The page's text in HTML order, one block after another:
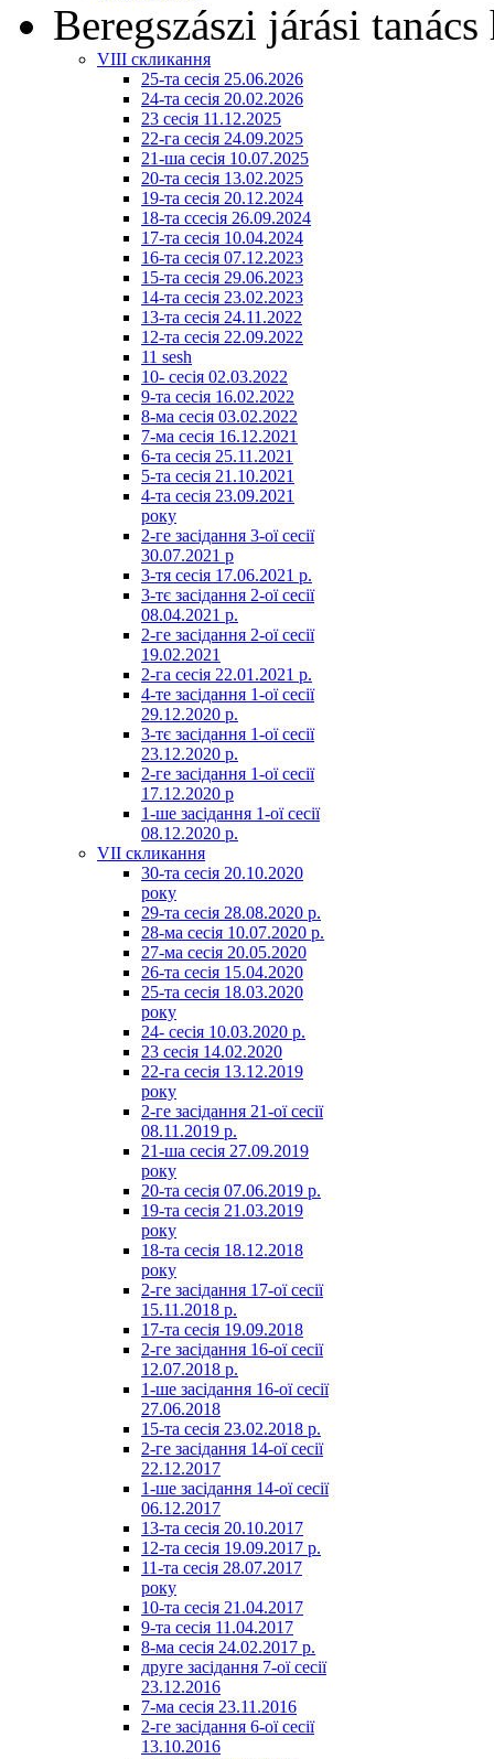
Beregszászi járási
VIII скликання
25-та сесія 25.06.2026
24-та сесія 20.02.2026
23 сесія 11.12.2025
22-га сесія 24.09.2025
21-ша сесія 10.07.2025
20-та сесія 13.02.2025
19-та сесія 20.12.2024
18-та ссесія 26.09.2024
17-та сесія 10.04.2024
16-та сесія 07.12.2023
15-та сесія 29.06.2023
14-та сесія 23.02.2023
13-та сесія 24.11.2022
12-та сесія 22.09.2022
11 sesh
10- сесія 02.03.2022
9-та сесія 16.02.2022
8-ма сесія 03.02.2022
7-ма сесія 16.12.2021
6-та сесія 25.11.2021
5-та сесія 21.10.2021
4-та сесія 23.09.2021
року
2-ге засідання 3-ої сесії
30.07.2021 р
3-тя сесія 17.06.2021 р.
3-тє засідання 2-ої сесії
08.04.2021 р.
2-ге засідання 2-ої сесії
19.02.2021
2-га сесія 22.01.2021 р.
4-те засідання 1-ої сесії
29.12.2020 р.
3-тє засідання 1-ої сесії
23.12.2020 р.
2-ге засідання 1-ої сесії
17.12.2020 р
1-ше засідання 1-ої сесії
08.12.2020 р.
VII скликання
30-та сесія 20.10.2020
року
29-та сесія 28.08.2020 р.
28-ма сесія 10.07.2020 р.
27-ма сесія 20.05.2020
26-та сесія 15.04.2020
25-та сесія 18.03.2020
року
24- сесія 10.03.2020 р.
23 сесія 14.02.2020
22-га сесія 13.12.2019
року
2-ге засідання 21-ої сесії
08.11.2019 р.
21-ша сесія 27.09.2019
року
20-та сесія 07.06.2019 р.
19-та сесія 21.03.2019
року
18-та сесія 18.12.2018
року
2-ге засідання 17-ої сесії
15.11.2018 р.
17-та сесія 19.09.2018
2-ге засідання 16-ої сесії
12.07.2018 р.
1-ше засідання 16-ої сесії
27.06.2018
15-та сесія 23.02.2018 р.
2-ге засідання 14-ої сесії
22.12.2017
1-ше засідання 14-ої сесії
06.12.2017
13-та сесія 20.10.2017
12-та сесія 19.09.2017 р.
11-та сесія 28.07.2017
року
10-та сесія 21.04.2017
9-та сесія 11.04.2017
8-ма сесія 24.02.2017 р.
друге засідання 7-ої сесії
23.12.2016
7-ма сесія 23.11.2016
2-ге засідання 6-ої сесії
13.10.2016